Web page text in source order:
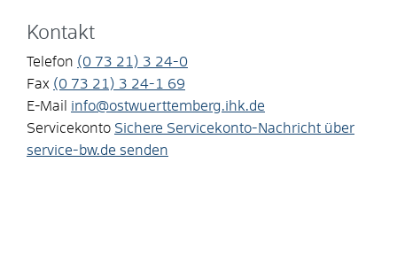
Kontakt
Telefon (0 73 21) 3 24-0
Fax (0 73 21) 3 24-1
69
E-Mail
info@ostwuerttemberg.ihk.de
Servicekonto Sichere Servicekonto-Nachricht über
service-bw.de senden